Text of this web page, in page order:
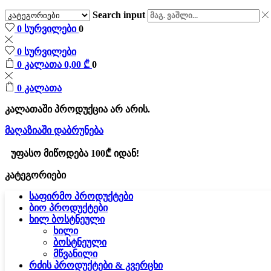
Search input
0 სურვილები0
0 სურვილები
0 კალათა 0,00 ₾ 0
0 კალათა
კალათაში პროდუქცია არ არის.
მაღაზიაში დაბრუნება
უფასო მიწოდება 100₾ იდან!
კატეგორიები
საფირმო პროდუქტები
ბიო პროდუქტები
ხილ ბოსტნეული
ხილი
ბოსტნეული
მწვანილი
რძის პროდუქტები & კვერცხი